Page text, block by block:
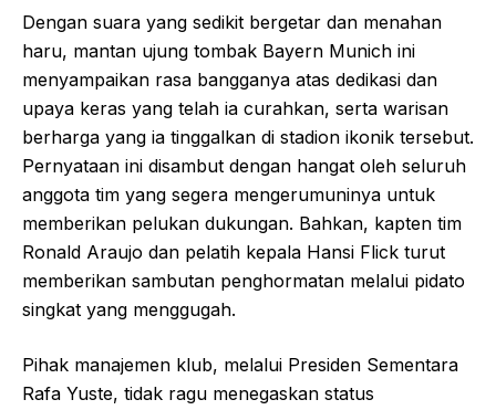
Dengan suara yang sedikit bergetar dan menahan
haru, mantan ujung tombak Bayern Munich ini
menyampaikan rasa bangganya atas dedikasi dan
upaya keras yang telah ia curahkan, serta warisan
berharga yang ia tinggalkan di stadion ikonik tersebut.
Pernyataan ini disambut dengan hangat oleh seluruh
anggota tim yang segera mengerumuninya untuk
memberikan pelukan dukungan. Bahkan, kapten tim
Ronald Araujo dan pelatih kepala Hansi Flick turut
memberikan sambutan penghormatan melalui pidato
singkat yang menggugah.
Pihak manajemen klub, melalui Presiden Sementara
Rafa Yuste, tidak ragu menegaskan status